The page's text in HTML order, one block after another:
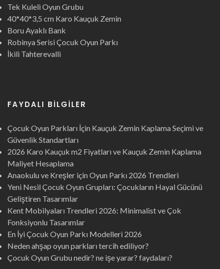
Tek Kuleli Oyun Grubu
40*40*3,5 cm Karo Kauçuk Zemin
Boru Ayaklı Bank
Robinya Serisi Çocuk Oyun Parkı
İkili Tahterevalli
FAYDALI BILGILER
Çocuk Oyun Parkları İçin Kauçuk Zemin Kaplama Seçimi ve
Güvenlik Standartları
2026 Karo Kauçuk m2 Fiyatları ve Kauçuk Zemin Kaplama
Maliyet Hesaplama
Anaokulu ve Kreşler için Oyun Parkı 2026 Trendleri
Yeni Nesil Çocuk Oyun Grupları: Çocukların Hayal Gücünü
Geliştiren Tasarımlar
Kent Mobilyaları Trendleri 2026: Minimalist ve Çok
Fonksiyonlu Tasarımlar
En İyi Çocuk Oyun Parkı Modelleri 2026
Neden ahşap oyun parkları tercih ediliyor?
Çocuk Oyun Grubu nedir? ne işe yarar? faydaları?